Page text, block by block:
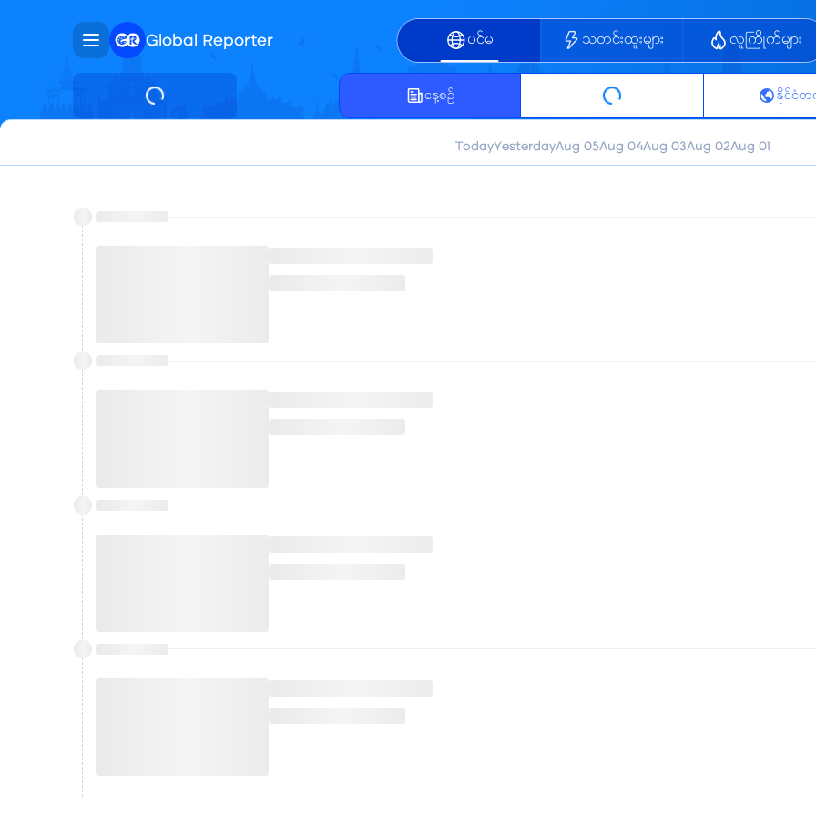
Global Reporter ပင်မ သတင်းထူးများ လူကြိုက်များ
နေ့စဥ် နိုင်ငံ
TodayYesterdayAug 05Aug 04Aug 03Aug 02Aug 01